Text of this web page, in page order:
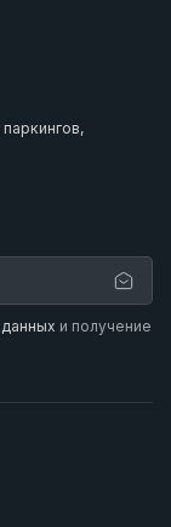
и получение